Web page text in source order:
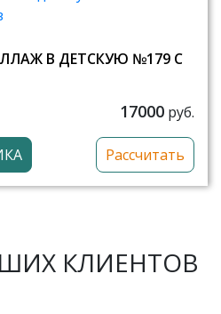
В ДЕТСКУЮ №179 С
17000 руб.
Рассчитать
КЛИЕНТОВ